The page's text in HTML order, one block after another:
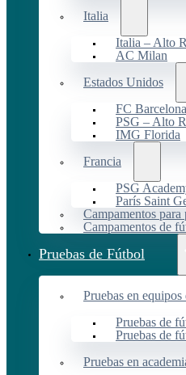
Italia
Italia – Alto
AC Milan
Estados Unidos
FC
PSG – Alto
IMG Florida
Francia
PSG
París Saint
Campamentos para
Campamentos de
Pruebas de Fútbol
Pruebas en
Pruebas de
Pruebas de
Pruebas en